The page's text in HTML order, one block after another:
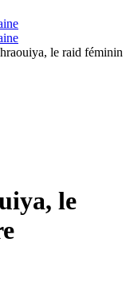
le raid féminin
le